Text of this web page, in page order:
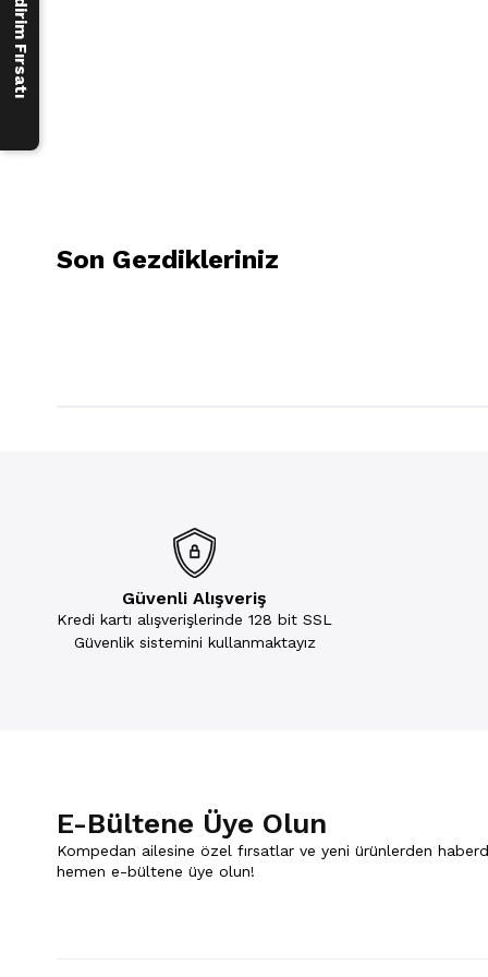
Son Gezdikleriniz
Güvenli Alışveriş
Kredi kartı alışverişlerinde 128 bit SSL
Güvenlik sistemini kullanmaktayız
E-Bültene Üye Olun
Kompedan ailesine özel fırsatlar ve yeni ürünlerden
hemen e-bültene üye olun!